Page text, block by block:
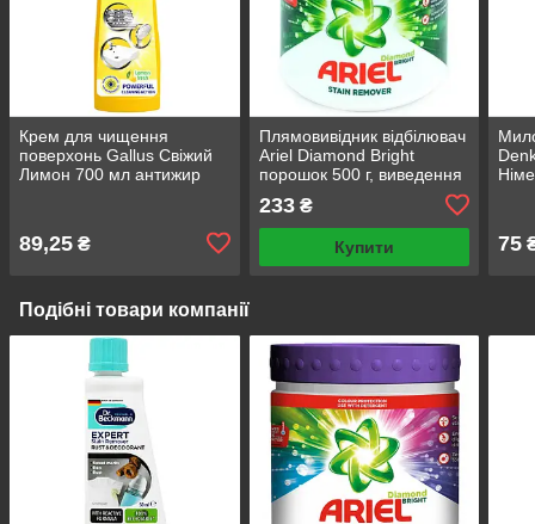
Крем для чищення
поверхонь Gallus Свіжий
Лимон 700 мл антижир
89,25 ₴
Плямовивідник відбілювач
Ariel Diamond Bright
порошок 500 г, виведення
233₴
Купити 75
Подібні товари компанії